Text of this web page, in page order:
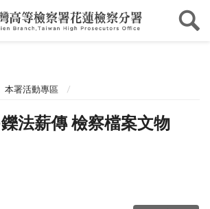
本署活動專區
法薪傳 檢察檔案文物